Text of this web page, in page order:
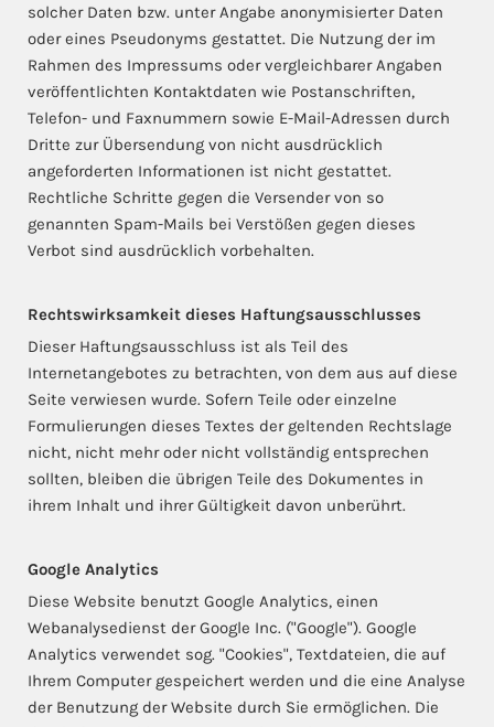
solcher Daten bzw. unter Angabe anonymisierter Daten
oder eines Pseudonyms gestattet. Die Nutzung der im
Rahmen des Impressums oder vergleichbarer Angaben
veröffentlichten Kontaktdaten wie Postanschriften,
Telefon- und Faxnummern sowie E-Mail-Adressen durch
Dritte zur Übersendung von nicht ausdrücklich
angeforderten Informationen ist nicht gestattet.
Rechtliche Schritte gegen die Versender von so
genannten Spam-Mails bei Verstößen gegen dieses
Verbot sind ausdrücklich vorbehalten.
Rechtswirksamkeit dieses Haftungsausschlusses
Dieser Haftungsausschluss ist als Teil des
Internetangebotes zu betrachten, von dem aus auf diese
Seite verwiesen wurde. Sofern Teile oder einzelne
Formulierungen dieses Textes der geltenden Rechtslage
nicht, nicht mehr oder nicht vollständig entsprechen
sollten, bleiben die übrigen Teile des Dokumentes in
ihrem Inhalt und ihrer Gültigkeit davon unberührt.
Google Analytics
Diese Website benutzt Google Analytics, einen
Webanalysedienst der Google Inc. ("Google"). Google
Analytics verwendet sog. "Cookies", Textdateien, die auf
Ihrem Computer gespeichert werden und die eine Analyse
der Benutzung der Website durch Sie ermöglichen. Die